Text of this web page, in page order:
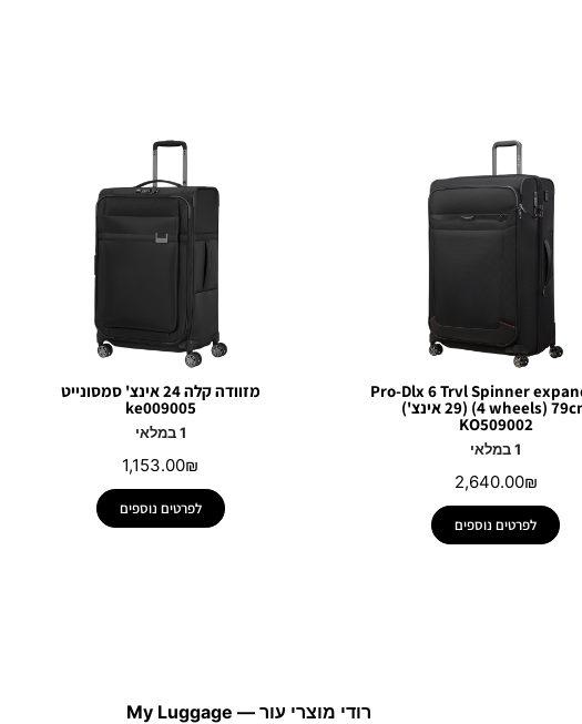
Pro-Dlx 6 Trvl Spinner
(4 wheels) 79cm (29 אינצ')
KO509002
1 במלאי
2,640.00₪
לפרטים נוספים
מזוודה קלה 24 אינצ' סמסונייט
ke009005
1 במלאי
1,153.00₪
לפרטים נוספים
רודי מוצרי עור — My Luggage